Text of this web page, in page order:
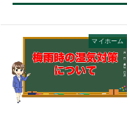
マイホーム